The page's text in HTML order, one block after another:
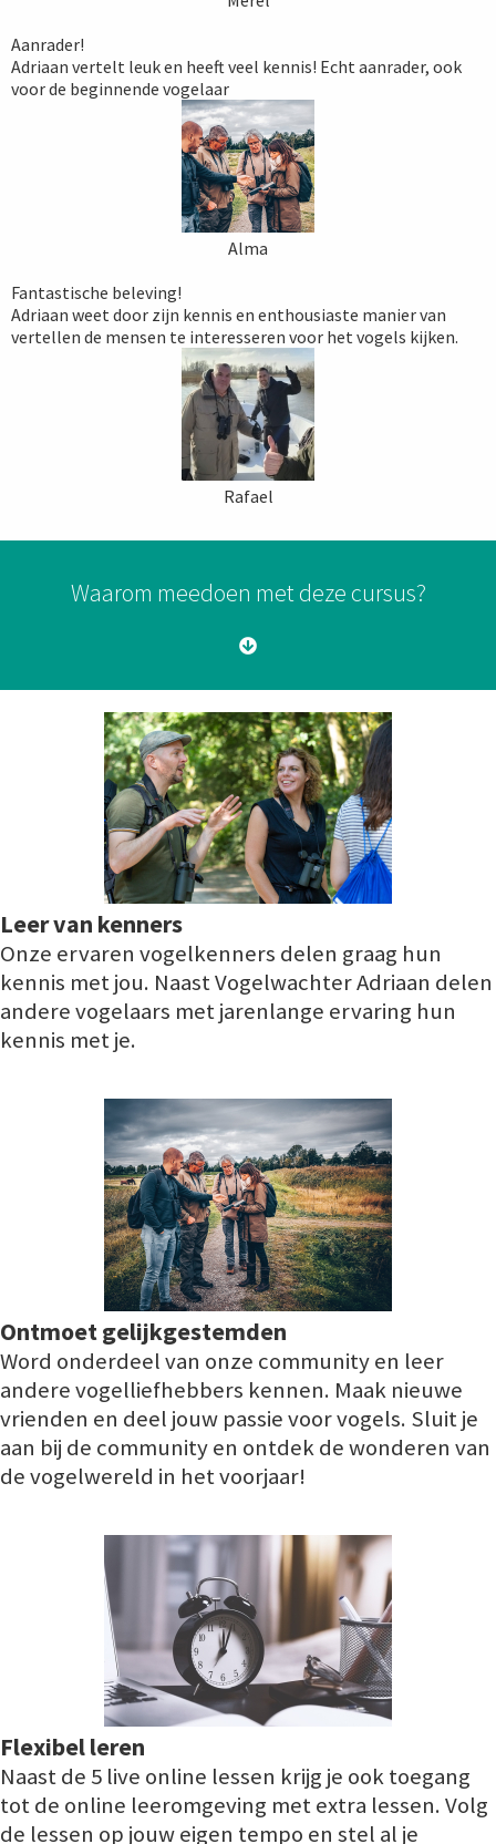
Aanrader!
Adriaan vertelt leuk en heeft veel kennis! Echt aanrader, ook
voor de beginnende vogelaar
Alma
Fantastische beleving!
Adriaan weet door zijn kennis en enthousiaste manier van
vertellen de mensen te interesseren voor het vogels kijken.
Rafael
Waarom meedoen met deze cursus?
Leer van kenners
Onze ervaren vogelkenners delen graag hun
kennis met jou. Naast Vogelwachter Adriaan delen
andere vogelaars met jarenlange ervaring hun
kennis met je.
Ontmoet gelijkgestemden
Word onderdeel van onze community en leer
andere vogelliefhebbers kennen. Maak nieuwe
vrienden en deel jouw passie voor vogels. Sluit je
aan bij de community en ontdek de wonderen van
de vogelwereld in het voorjaar!
Flexibel leren
Naast de 5 live online lessen krijg je ook toegang
tot de online leeromgeving met extra lessen. Volg
de lessen op jouw eigen tempo en stel al je